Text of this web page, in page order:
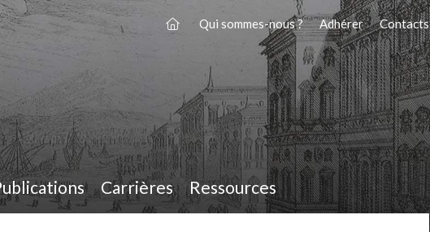
Qui sommes-nous ? Adhérer Contacts
Carrières Ressources